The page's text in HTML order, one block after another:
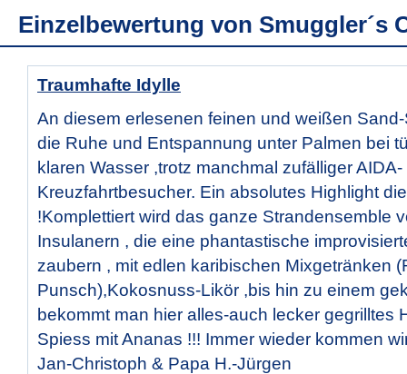
Einzelbewertung von Smuggler´s
Traumhafte Idylle
An diesem erlesenen feinen und weißen
die Ruhe und Entspannung unter Palmen bei
klaren Wasser ,trotz manchmal zufälliger
Kreuzfahrtbesucher. Ein absolutes Highlight
!Komplettiert wird das ganze Strandensemble
Insulanern , die eine phantastische
zaubern , mit edlen karibischen Mixgetränken
Punsch),Kokosnuss-Likör ,bis hin zu einem
bekommt man hier alles-auch lecker gegrilltes
Spiess mit Ananas !!! Immer wieder kommen
Jan-Christoph & Papa H.-Jürgen